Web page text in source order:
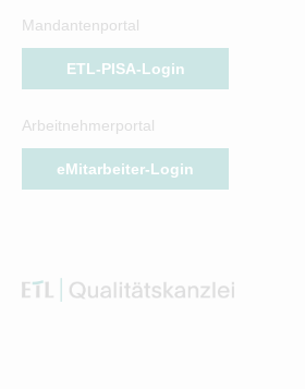
Mandantenportal
ETL-PISA-Login
Arbeitnehmerportal
eMitarbeiter-Login